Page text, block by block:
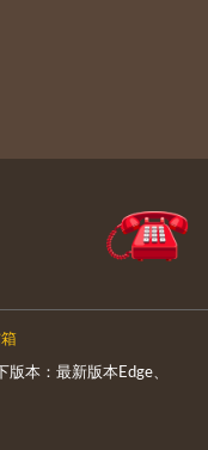
本：最新版本Edge、